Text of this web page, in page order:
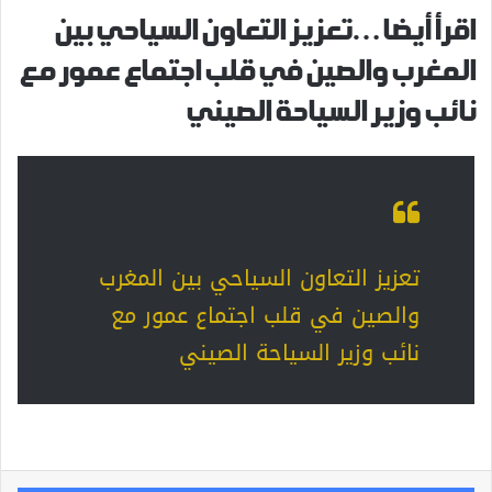
اقرأ أيضا…تعزيز التعاون السياحي بين
المغرب والصين في قلب اجتماع عمور مع
نائب وزير السياحة الصيني
تعزيز التعاون السياحي بين المغرب
والصين في قلب اجتماع عمور مع
نائب وزير السياحة الصيني